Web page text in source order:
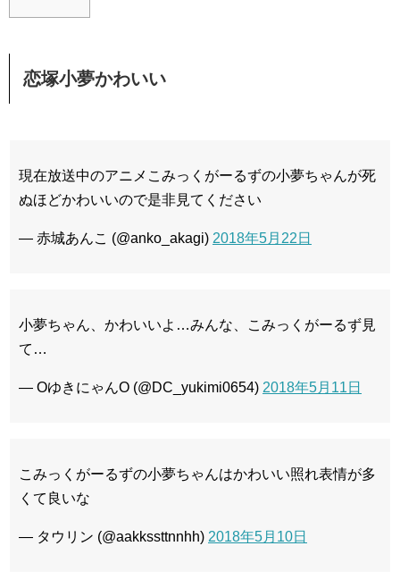
恋塚小夢かわいい
現在放送中のアニメこみっくがーるずの小夢ちゃんが死
ぬほどかわいいので是非見てください
— 赤城あんこ (@anko_akagi) 2018年5月22日
小夢ちゃん、かわいいよ…みんな、こみっくがーるず見
て…
— OゆきにゃんO (@DC_yukimi0654) 2018年5月11日
こみっくがーるずの小夢ちゃんはかわいい照れ表情が多
くて良いな
— タウリン (@aakkssttnnhh) 2018年5月10日